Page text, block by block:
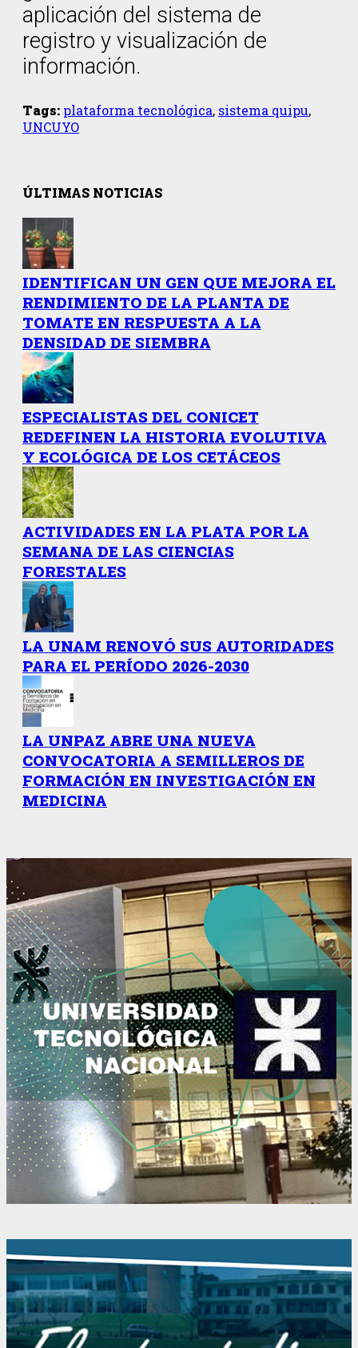
aplicación del sistema de
registro y visualización de
información.
Tags: plataforma tecnológica, sistema quipu,
UNCUYO
ÚLTIMAS NOTICIAS
IDENTIFICAN UN GEN QUE MEJORA EL
RENDIMIENTO DE LA PLANTA DE
TOMATE EN RESPUESTA A LA
DENSIDAD DE SIEMBRA
ESPECIALISTAS DEL CONICET
REDEFINEN LA HISTORIA EVOLUTIVA
Y ECOLÓGICA DE LOS CETÁCEOS
ACTIVIDADES EN LA PLATA POR LA
SEMANA DE LAS CIENCIAS
FORESTALES
LA UNAM RENOVÓ SUS AUTORIDADES
PARA EL PERÍODO 2026-2030
LA UNPAZ ABRE UNA NUEVA
CONVOCATORIA A SEMILLEROS DE
FORMACIÓN EN INVESTIGACIÓN EN
MEDICINA